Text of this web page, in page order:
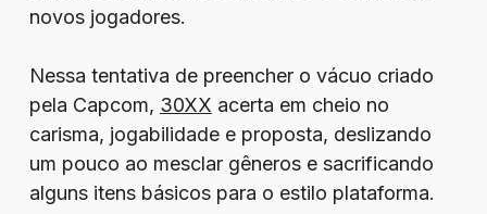
novos jogadores.
Nessa tentativa de preencher o vácuo criado
pela Capcom, 30XX acerta em cheio no
carisma, jogabilidade e proposta, deslizando
um pouco ao mesclar gêneros e sacrificando
alguns itens básicos para o estilo plataforma.